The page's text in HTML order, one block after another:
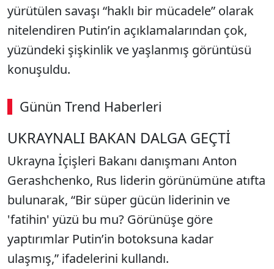
yürütülen savaşı “haklı bir mücadele” olarak
nitelendiren Putin’in açıklamalarından çok,
yüzündeki şişkinlik ve yaşlanmış görüntüsü
konuşuldu.
Günün Trend Haberleri
00:02 / 08:06
Sesi Aç
UKRAYNALI BAKAN DALGA GEÇTİ
Ukrayna İçişleri Bakanı danışmanı Anton
Gerashchenko, Rus liderin görünümüne atıfta
bulunarak, “Bir süper gücün liderinin ve
'fatihin' yüzü bu mu? Görünüşe göre
yaptırımlar Putin’in botoksuna kadar
ulaşmış,” ifadelerini kullandı.